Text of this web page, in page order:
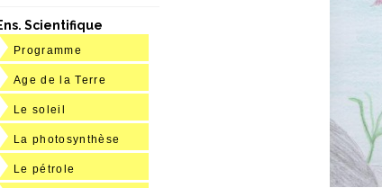
Scientifique
Programme
Age de la Terre
Le soleil
La photosynthèse
Le pétrole